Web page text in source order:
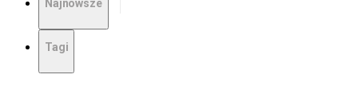
Najnowsze
Tagi